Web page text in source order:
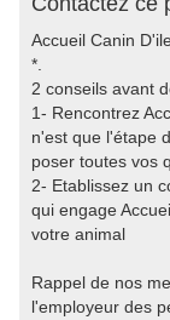
Accueil Canin
*.
2 conseils avant
1- Rencontrez
n'est que l'étape
poser toutes vos
2- Etablissez un
qui engage
votre animal
Rappel de nos
l'employeur des